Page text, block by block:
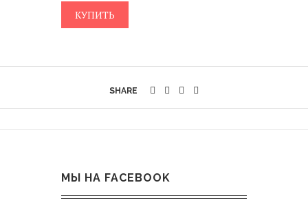
КУПИТЬ
SHARE
МЫ НА FACEBOOK